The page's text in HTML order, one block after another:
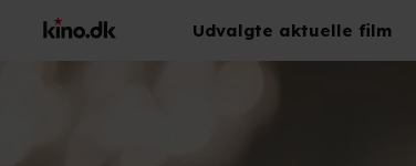
Udvalgte aktuelle film